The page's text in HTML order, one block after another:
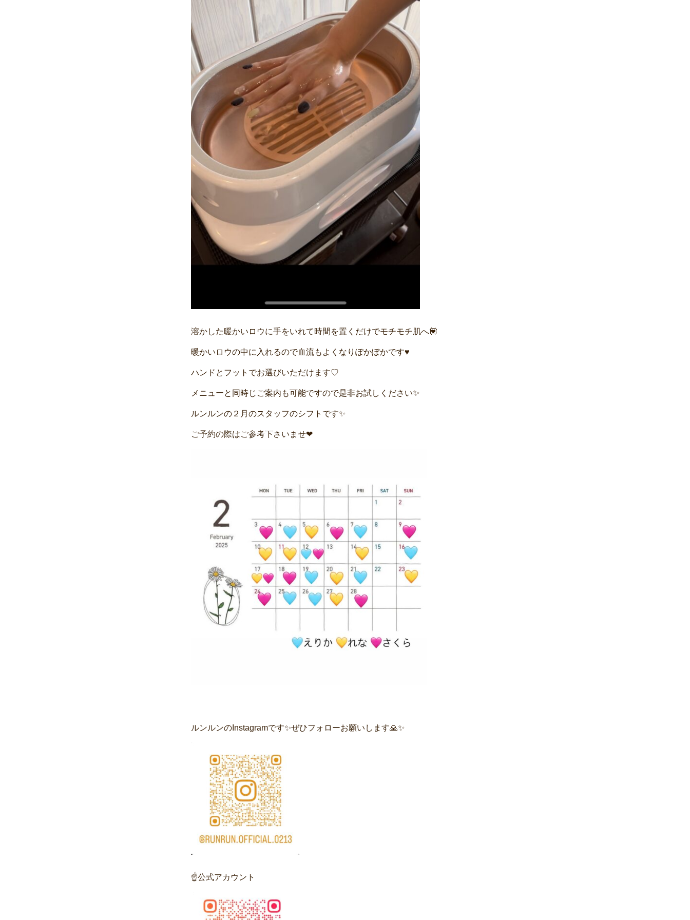
溶かした暖かいロウに手をいれて時間を置くだけでモチモチ肌へ💟
暖かいロウの中に入れるので血流もよくなりぽかぽかです♥
ハンドとフットでお選びいただけます♡
メニューと同時じご案内も可能ですので是非お試しください✨
ルンルンの２月のスタッフのシフトです✨
ご予約の際はご参考下さいませ❤
ルンルンのInstagramです✨ぜひフォローお願いします🙏✨
☝公式アカウント